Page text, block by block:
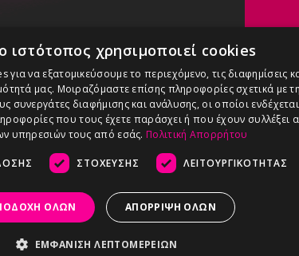
ιστότοπος χρησιμοποιεί cookies
να εξατομικεύσουμε το περιεχόμενο, τις διαφημίσεις
μας. Μοιραζόμαστε επίσης πληροφορίες σχετικά με
συνεργάτες διαφήμισης και ανάλυσης, οι οποίοι ενδέχεται
που τους έχετε παράσχει ή που έχουν συλλέξει
υπηρεσιών τους από εσάς. Πολιτική Απορρήτου
ΣΤΌΧΕΥΣΗΣ ΛΕΙΤΟΥΡΓΙΚΌΤΗΤΑΣ
ΌΛΩΝ ΑΠΌΡΡΙΨΗ ΌΛΩΝ
ΕΜΦΆΝΙΣΗ ΛΕΠΤΟΜΕΡΕΙΏΝ